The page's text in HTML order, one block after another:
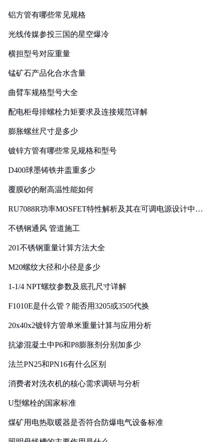
铝方管有哪些常见规格
光线传媒参投三国的星空爆冷
横担型号对应重量
锰矿石产品化合水含量
曲臂车规格型号大全
配电柜母排螺栓力矩要求及连接规范详解
膨胀螺丝尺寸是多少
镀锌方管有哪些常见规格和型号
D400球墨铸铁井盖重多少
覆膜砂的耐高温性能如何
RU7088R功率MOSFET特性解析及其在可调电源设计中的
不锈钢通风 管道施工
201不锈钢重量计算方法大全
M20螺纹大径和小径是多少
1-1/4 NPT螺纹参数及底孔尺寸详解
F1010E是什么管？能否用3205或3505代换
20x40x2镀锌方管单米重量计算与应用分析
抗渗混凝土中P6和P8膨胀剂分别加多少
法兰PN25和PN16有什么区别
消费者对洗衣机的核心需求调研与分析
U型螺栓的国家标准
煤矿用电热取暖器是否符合防爆电气设备标准